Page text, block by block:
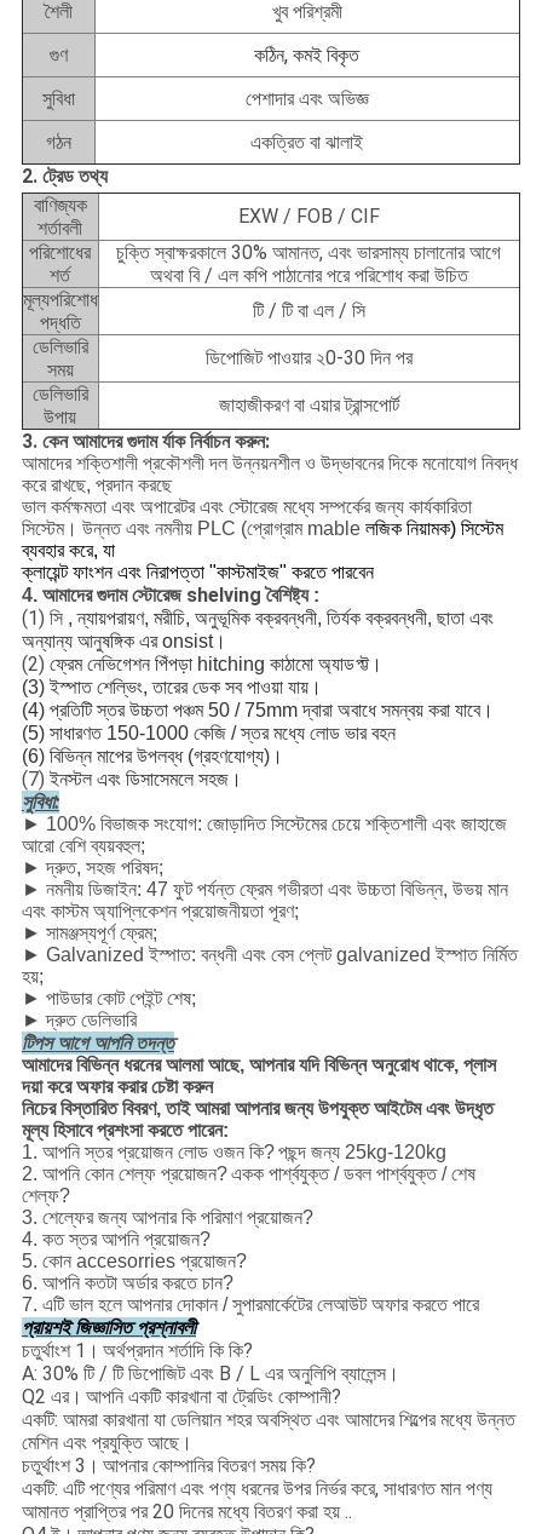
শৈলী
খুব পরিশ্রমী
গুণ
কঠিন, কমই বিকৃত
সুবিধা
পেশাদার এবং অভিজ্ঞ
গঠন
একত্রিত বা ঝালাই
2. ট্রেড তথ্য
বাণিজ্যক
শর্তাবলী
EXW / FOB / CIF
পরিশোধের
শর্ত
চুক্তি স্বাক্ষরকালে 30% আমানত, এবং ভারসাম্য চালানোর আগে
অথবা বি / এল কপি পাঠানোর পরে পরিশোধ করা উচিত
মূল্যপরিশোধ
পদ্ধতি
টি / টি বা এল / সি
ডেলিভারি
সময়
ডিপোজিট পাওয়ার ২0-30 দিন পর
ডেলিভারি
উপায়
জাহাজীকরণ বা এয়ার ট্রান্সপোর্ট
3. কেন আমাদের গুদাম র্যাক নির্বাচন করুন:
আমাদের শক্তিশালী প্রকৌশলী দল উন্নয়নশীল ও উদ্ভাবনের দিকে মনোযোগ নিবদ্ধ
করে রাখছে, প্রদান করছে
ভাল কর্মক্ষমতা এবং অপারেটর এবং স্টোরেজ মধ্যে সম্পর্কের জন্য কার্যকারিতা
সিস্টেম। উন্নত এবং নমনীয় PLC (প্রোগ্রাম mable লজিক নিয়ামক) সিস্টেম
ব্যবহার করে, যা
ক্লায়েন্ট ফাংশন এবং নিরাপত্তা "কাস্টমাইজ" করতে পারবেন
4. আমাদের গুদাম স্টোরেজ shelving বৈশিষ্ট্য :
(1) সি , ন্যায়পরায়ণ, মরীচি, অনুভূমিক বক্রবন্ধনী, তির্যক বক্রবন্ধনী, ছাতা এবং
অন্যান্য আনুষঙ্গিক এর onsist।
(2) ফ্রেম নেভিগেশন পিঁপড়া hitching কাঠামো অ্যাডপ্ট্ট।
(3) ইস্পাত শেল্ভিং, তারের ডেক সব পাওয়া যায়।
(4) প্রতিটি স্তর উচ্চতা পঞ্চম 50 / 75mm দ্বারা অবাধে সমন্বয় করা যাবে।
(5) সাধারণত 150-1000 কেজি / স্তর মধ্যে লোড ভার বহন
(6) বিভিন্ন মাপের উপলব্ধ (গ্রহণযোগ্য)।
(7)ইনস্টল এবং ডিসাসেমলে সহজ।
সুবিধা:
► 100% বিভাজক সংযোগ: জোড়াদিত সিস্টেমের চেয়ে শক্তিশালী এবং জাহাজে
আরো বেশি ব্যয়বহুল;
► দ্রুত, সহজ পরিষদ;
► নমনীয় ডিজাইন: 47 ফুট পর্যন্ত ফ্রেম গভীরতা এবং উচ্চতা বিভিন্ন, উভয় মান
এবং কাস্টম অ্যাপ্লিকেশন প্রয়োজনীয়তা পূরণ;
► সামঞ্জস্যপূর্ণ ফ্রেম;
► Galvanized ইস্পাত: বন্ধনী এবং বেস প্লেট galvanized ইস্পাত নির্মিত
হয়;
► পাউডার কোট পেইন্ট শেষ;
► দ্রুত ডেলিভারি
টিপস আগে আপনি তদন্ত
আমাদের বিভিন্ন ধরনের আলমা আছে, আপনার যদি বিভিন্ন অনুরোধ থাকে, প্লাস
দয়া করে অফার করার চেষ্টা করুন
নিচের বিস্তারিত বিবরণ, তাই আমরা আপনার জন্য উপযুক্ত আইটেম এবং উদ্ধৃত
মূল্য হিসাবে প্রশংসা করতে পারেন:
1. আপনি স্তর প্রয়োজন লোড ওজন কি?পছন্দ জন্য 25kg-120kg
2. আপনি কোন শেল্ফ প্রয়োজন?একক পার্শ্বযুক্ত / ডবল পার্শ্বযুক্ত / শেষ
শেল্ফ?
3. শেল্ফের জন্য আপনার কি পরিমাণ প্রয়োজন?
4. কত স্তর আপনি প্রয়োজন?
5. কোন accesorries প্রয়োজন?
6. আপনি কতটা অর্ডার করতে চান?
7. এটি ভাল হলে আপনার দোকান / সুপারমার্কেটের লেআউট অফার করতে পারে
প্রায়শই জিজ্ঞাসিত প্রশ্নাবলী
চতুর্থাংশ 1। অর্থপ্রদান শর্তাদি কি কি?
A: 30% টি / টি ডিপোজিট এবং B / L এর অনুলিপি ব্যালেন্স।
Q2 এর। আপনি একটি কারখানা বা ট্রেডিং কোম্পানী?
একটি: আমরা কারখানা যা ডেলিয়ান শহর অবস্থিত এবং আমাদের শিল্পের মধ্যে উন্নত
মেশিন এবং প্রযুক্তি আছে।
চতুর্থাংশ 3। আপনার কোম্পানির বিতরণ সময় কি?
একটি: এটি পণ্যের পরিমাণ এবং পণ্য ধরনের উপর নির্ভর করে, সাধারণত মান পণ্য
আমানত প্রাপ্তির পর 20 দিনের মধ্যে বিতরণ করা হয় ..